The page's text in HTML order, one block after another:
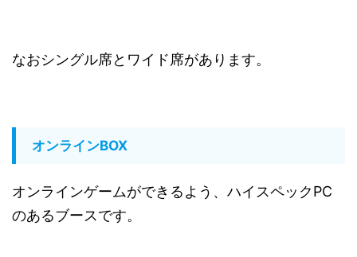
なおシングル席とワイド席があります。
オンラインBOX
オンラインゲームができるよう、ハイスペックPC
のあるブースです。